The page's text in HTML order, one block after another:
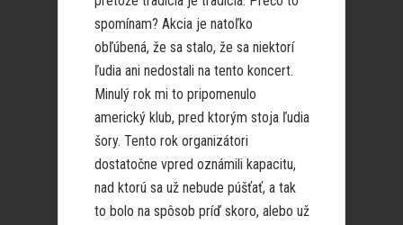
spomínam? Akcia je natoľko
obľúbená, že sa stalo, že sa niektorí
ľudia ani nedostali na tento koncert.
Minulý rok mi to pripomenulo
americký klub, pred ktorým stoja ľudia
šory. Tento rok organizátori
dostatočne vpred oznámili kapacitu,
nad ktorú sa už nebude púšťať, a tak
to bolo na spôsob príď skoro, alebo už